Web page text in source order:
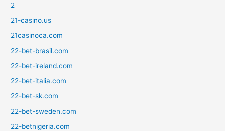
2
21-casino.us
21casinoca.com
22-bet-brasil.com
22-bet-ireland.com
22-bet-italia.com
22-bet-sk.com
22-bet-sweden.com
22-betnigeria.com